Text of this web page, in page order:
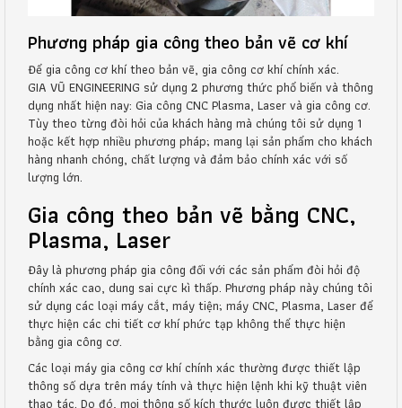
Phương pháp gia công theo bản vẽ cơ khí
Để gia công cơ khí theo bản vẽ, gia công cơ khí chính xác.
GIA VŨ ENGINEERING sử dụng 2 phương thức phổ biến và thông
dụng nhất hiện nay: Gia công CNC Plasma, Laser và gia công cơ.
Tùy theo từng đòi hỏi của khách hàng mà chúng tôi sử dụng 1
hoặc kết hợp nhiều phương pháp; mang lại sản phẩm cho khách
hàng nhanh chóng, chất lượng và đảm bảo chính xác với số
lượng lớn.
Gia công theo bản vẽ bằng CNC,
Plasma, Laser
Đây là phương pháp gia công đối với các sản phẩm đòi hỏi độ
chính xác cao, dung sai cực kì thấp. Phương pháp này chúng tôi
sử dụng các loại máy cắt, máy tiện; máy CNC, Plasma, Laser để
thực hiện các chi tiết cơ khí phức tạp không thể thực hiện
bằng gia công cơ.
Các loại máy gia công cơ khí chính xác thường được thiết lập
thông số dựa trên máy tính và thực hiện lệnh khi kỹ thuật viên
thao tác. Do đó, mọi thông số kích thước luôn được thiết lập